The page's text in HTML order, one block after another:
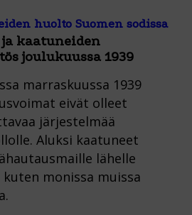
huolto Suomen sodissa
kaatuneiden
joulukuussa 1939
marraskuussa 1939
eivät olleet
järjestelmää
Aluksi kaatuneet
lähelle
monissa muissa